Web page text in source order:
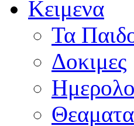
Κειμενα
Τα
Δοκιμες
Θεαματα